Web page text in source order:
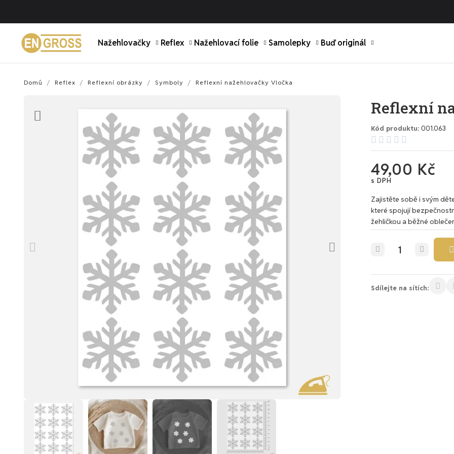
Nažehlovačky Reflex Nažehlovací folie Samolepky Buď originál
Domů Reflex Reflexní obrázky Symboly Reflexní nažehlovačky Vločka
Reflexní
Kód produktu 001.063
    
49,00 Kč
s DPH
Zajistěte sobě i svým
které spojují
žehličkou a běžné
Sdílejte na sítích: